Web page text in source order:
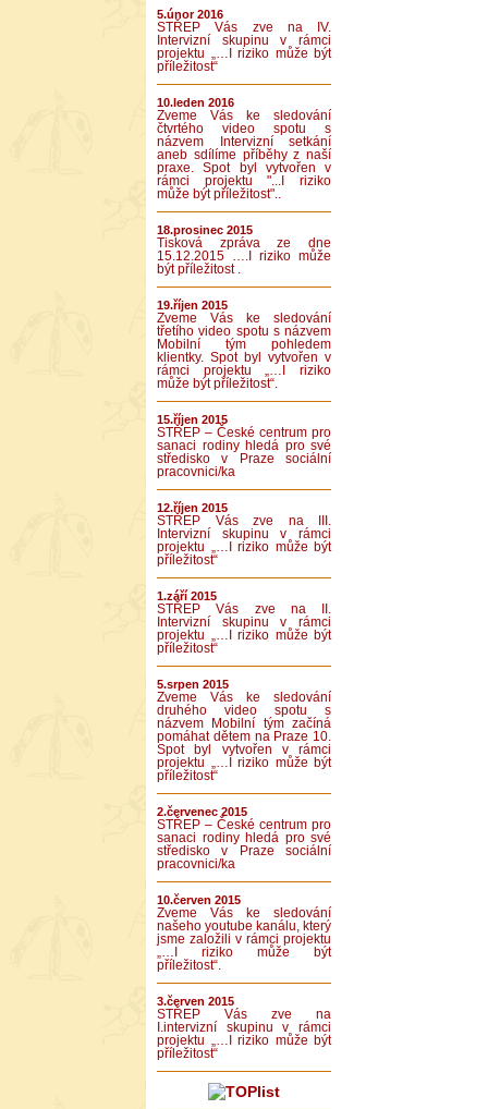
5.únor 2016
STŘEP Vás zve na IV.
Intervizní skupinu v rámci
projektu „…I riziko může být
příležitost“
10.leden 2016
Zveme Vás ke sledování
čtvrtého video spotu s
názvem Intervizní setkání
aneb sdílíme příběhy z naší
praxe. Spot byl vytvořen v
rámci projektu "...I riziko
může být příležitost"..
18.prosinec 2015
Tisková zpráva ze dne
15.12.2015 ….I riziko může
být příležitost .
19.říjen 2015
Zveme Vás ke sledování
třetího video spotu s názvem
Mobilní tým pohledem
klientky. Spot byl vytvořen v
rámci projektu „…I riziko
může být příležitost“.
15.říjen 2015
STŘEP – České centrum pro
sanaci rodiny hledá pro své
středisko v Praze sociální
pracovnici/ka
12.říjen 2015
STŘEP Vás zve na III.
Intervizní skupinu v rámci
projektu „…I riziko může být
příležitost“
1.září 2015
STŘEP Vás zve na II.
Intervizní skupinu v rámci
projektu „…I riziko může být
příležitost“
5.srpen 2015
Zveme Vás ke sledování
druhého video spotu s
názvem Mobilní tým začíná
pomáhat dětem na Praze 10.
Spot byl vytvořen v rámci
projektu „…I riziko může být
příležitost“
2.červenec 2015
STŘEP – České centrum pro
sanaci rodiny hledá pro své
středisko v Praze sociální
pracovnici/ka
10.červen 2015
Zveme Vás ke sledování
našeho youtube kanálu, který
jsme založili v rámci projektu
„…I riziko může být
příležitost“.
3.červen 2015
STŘEP Vás zve na
I.intervizní skupinu v rámci
projektu „…I riziko může být
příležitost“